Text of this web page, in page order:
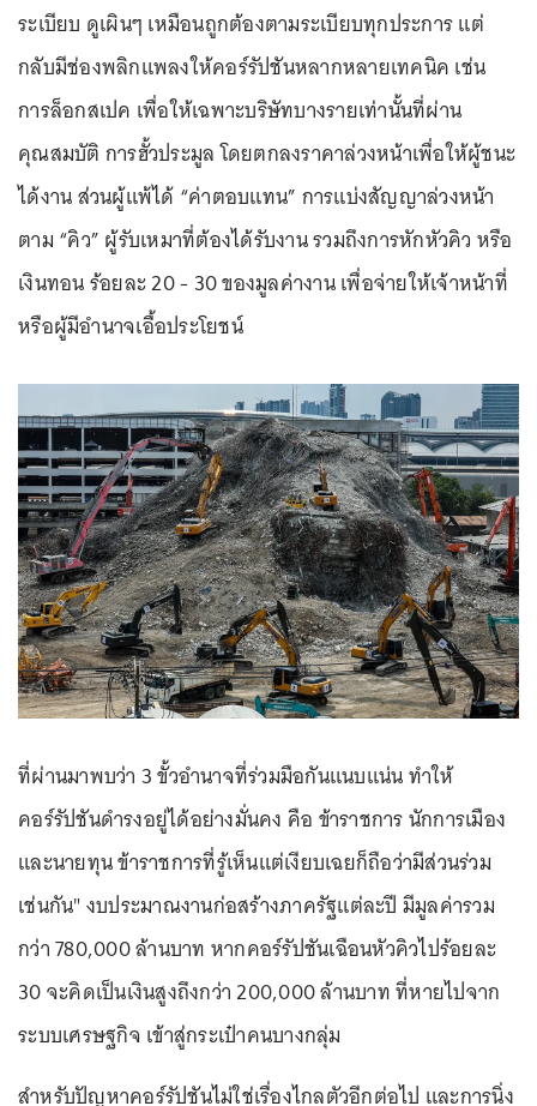
ระเบียบ ดูเผินๆ เหมือนถูกต้องตามระเบียบทุกประการ แต่
กลับมีช่องพลิกแพลงให้คอร์รัปชันหลากหลายเทคนิค เช่น
การล็อกสเปค เพื่อให้เฉพาะบริษัทบางรายเท่านั้นที่ผ่าน
คุณสมบัติ การฮั้วประมูล โดยตกลงราคาล่วงหน้าเพื่อให้ผู้ชนะ
ได้งาน ส่วนผู้แพ้ได้ “ค่าตอบแทน” การแบ่งสัญญาล่วงหน้า
ตาม “คิว” ผู้รับเหมาที่ต้องได้รับงาน รวมถึงการหักหัวคิว หรือ
เงินทอน ร้อยละ 20 - 30 ของมูลค่างาน เพื่อจ่ายให้เจ้าหน้าที่
หรือผู้มีอำนาจเอื้อประโยชน์
ที่ผ่านมาพบว่า 3 ขั้วอำนาจที่ร่วมมือกันแนบแน่น ทำให้
คอร์รัปชันดำรงอยู่ได้อย่างมั่นคง คือ ข้าราชการ นักการเมือง
และนายทุน ข้าราชการที่รู้เห็นแต่เงียบเฉยก็ถือว่ามีส่วนร่วม
เช่นกัน" งบประมาณงานก่อสร้างภาครัฐแต่ละปี มีมูลค่ารวม
กว่า 780,000 ล้านบาท หากคอร์รัปชันเฉือนหัวคิวไปร้อยละ
30 จะคิดเป็นเงินสูงถึงกว่า 200,000 ล้านบาท ที่หายไปจาก
ระบบเศรษฐกิจ เข้าสู่กระเป๋าคนบางกลุ่ม
สำหรับปัญหาคอร์รัปชันไม่ใช่เรื่องไกลตัวอีกต่อไป และการนิ่ง